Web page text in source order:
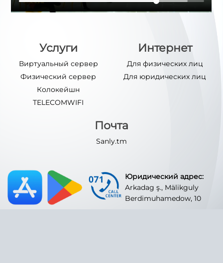
Услуги
Виртуальный сервер
Физический сервер
Колокейшн
TELECOMWIFI
Интернет
Для физических лиц
Для юридических лиц
Почта
Sanly.tm
Юридический адрес:
Arkadag ş., Mälikguly
Berdimuhamedow, 10